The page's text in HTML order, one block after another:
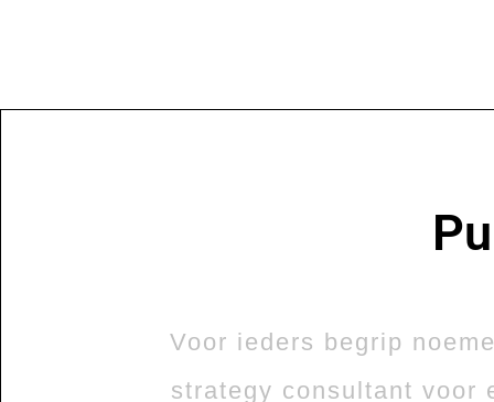
Voor ieders begrip
strategy consultant voor